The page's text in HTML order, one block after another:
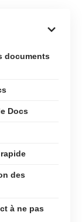
documents
Docs
des
à ne pas